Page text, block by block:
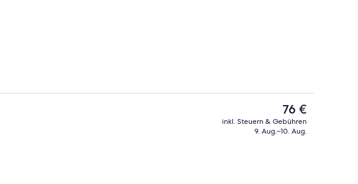
Der
aktuelle
Preis
76 €
inkl. Steuern & Gebühren
9. Aug.–10. Aug.